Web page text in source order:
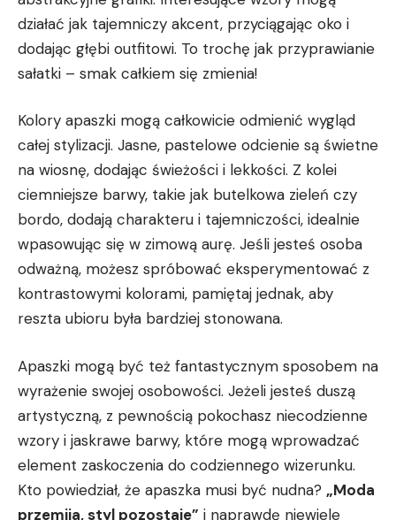
‍działać jak tajemniczy akcent, przyciągając ​oko i
⁣dodając głębi outfitowi. To⁤ trochę jak przyprawianie
sałatki – smak całkiem się zmienia!
Kolory⁣ apaszki⁣ mogą całkowicie odmienić wygląd
całej‌ stylizacji. Jasne, pastelowe‍ odcienie ‌są ⁤świetne
na wiosnę,⁢ dodając świeżości ⁤i lekkości. Z ⁤kolei
ciemniejsze barwy, takie jak butelkowa zieleń czy
bordo, dodają charakteru ⁣i tajemniczości, idealnie
wpasowując się w zimową aurę. Jeśli ⁤jesteś osoba
odważną, możesz spróbować eksperymentować z
kontrastowymi kolorami, pamiętaj jednak,⁤ aby
reszta⁣ ubioru była⁣ bardziej​ stonowana.
Apaszki mogą być⁤ też fantastycznym sposobem na
wyrażenie ‌swojej osobowości. Jeżeli ‌jesteś duszą
artystyczną, z⁤ pewnością pokochasz niecodzienne
wzory ⁣i jaskrawe barwy, które mogą wprowadzać
element zaskoczenia do codziennego ⁤wizerunku.
Kto powiedział, że ‌apaszka⁢ musi być​ nudna? „Moda
przemija, styl pozostaje” i naprawdę niewiele